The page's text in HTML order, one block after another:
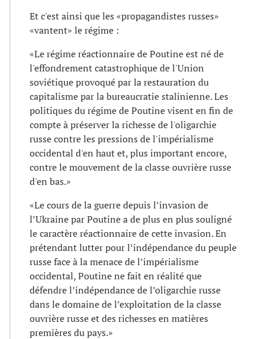
Et c'est ainsi que les «propagandistes russes»
«vantent» le régime :
«Le régime réactionnaire de Poutine est né de
l'effondrement catastrophique de l'Union
soviétique provoqué par la restauration du
capitalisme par la bureaucratie stalinienne. Les
politiques du régime de Poutine visent en fin de
compte à préserver la richesse de l'oligarchie
russe contre les pressions de l'impérialisme
occidental d'en haut et, plus important encore,
contre le mouvement de la classe ouvrière russe
d'en bas.»
«Le cours de la guerre depuis l’invasion de
l’Ukraine par Poutine a de plus en plus souligné
le caractère réactionnaire de cette invasion. En
prétendant lutter pour l’indépendance du peuple
russe face à la menace de l’impérialisme
occidental, Poutine ne fait en réalité que
défendre l’indépendance de l’oligarchie russe
dans le domaine de l’exploitation de la classe
ouvrière russe et des richesses en matières
premières du pays.»